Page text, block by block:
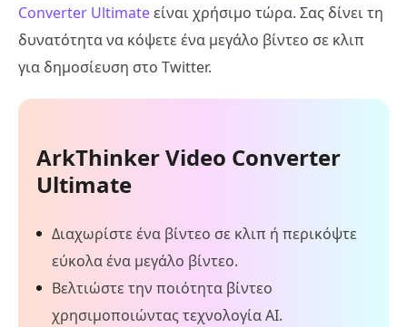
Converter Ultimateείναι χρήσιμο τώρα. Σας δίνει τη
δυνατότητα να κόψετε ένα μεγάλο βίντεο σε κλιπ
για δημοσίευση στο Twitter.
ArkThinker Video Converter
Ultimate
Διαχωρίστε ένα βίντεο σε κλιπ ή περικόψτε
εύκολα ένα μεγάλο βίντεο.
Βελτιώστε την ποιότητα βίντεο
χρησιμοποιώντας τεχνολογία AI.